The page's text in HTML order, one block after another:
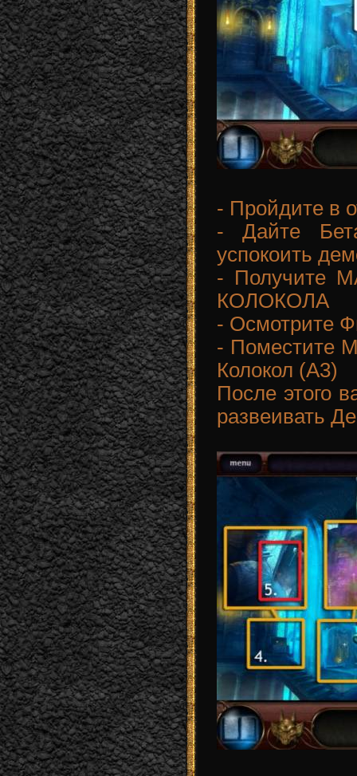
- Пройдите в
- Дайте
успокоить
- Получите
КОЛОКОЛА
- Осмотрите
- Поместите
Колокол (A3)
После этого
развеивать